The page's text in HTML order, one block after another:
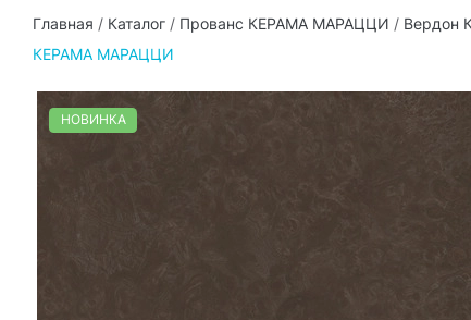
Главная / Каталог / Прованс КЕРАМА МАРАЦЦИ / Вердон
КЕРАМА МАРАЦЦИ
НОВИНКА